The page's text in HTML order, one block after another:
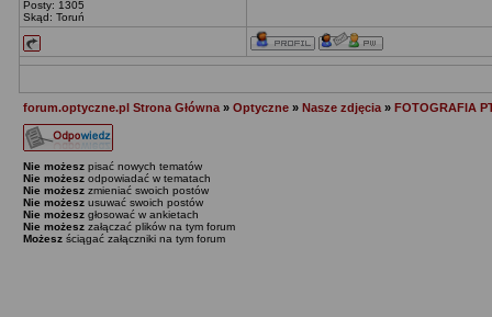
Posty: 1305
Skąd: Toruń
forum.optyczne.pl Strona Główna » Optyczne » Nasze zdjęcia » FOTOGRAFIA
Nie możesz pisać nowych tematów
Nie możesz odpowiadać w tematach
Nie możesz zmieniać swoich postów
Nie możesz usuwać swoich postów
Nie możesz głosować w ankietach
Nie możesz załączać plików na tym forum
Możesz ściągać załączniki na tym forum